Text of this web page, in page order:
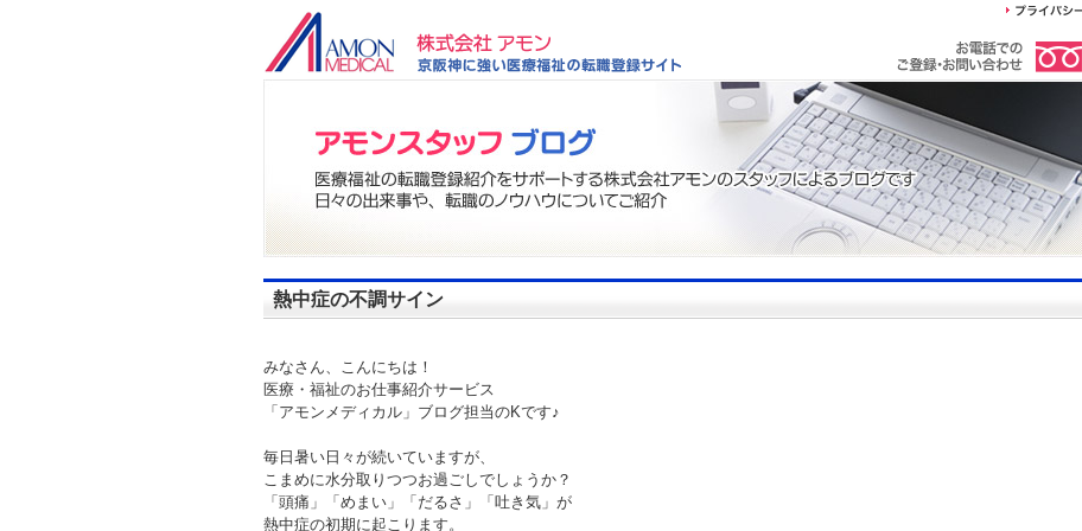
熱中症の不調サイン
みなさん、こんにちは！
医療・福祉のお仕事紹介サービス
「アモンメディカル」ブログ担当のKです♪
毎日暑い日々が続いていますが、
こまめに水分取りつつお過ごしでしょうか？
「頭痛」「めまい」「だるさ」「吐き気」が
熱中症の初期に起こります。